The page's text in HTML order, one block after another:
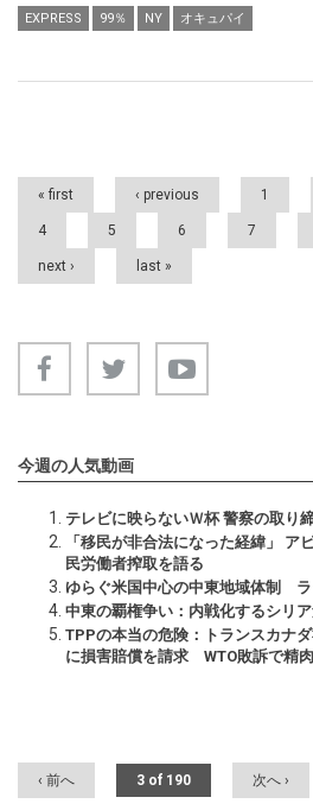
EXPRESS 99％ NY オキュパイ
Pages
« first ‹ previous 1
4 5 6 7
next › last »
今週の人気動画
テレビに映らないＷ杯 警察の取り
「移民が非合法になった経緯」 ア
民労働者搾取を語る
ゆらぐ米国中心の中東地域体制 ラ
中東の覇権争い：内戦化するシリ
TPPの本当の危険：トランスカナ
に損害賠償を請求 WTO敗訴で精
‹ 前へ 3 of 190 次へ ›